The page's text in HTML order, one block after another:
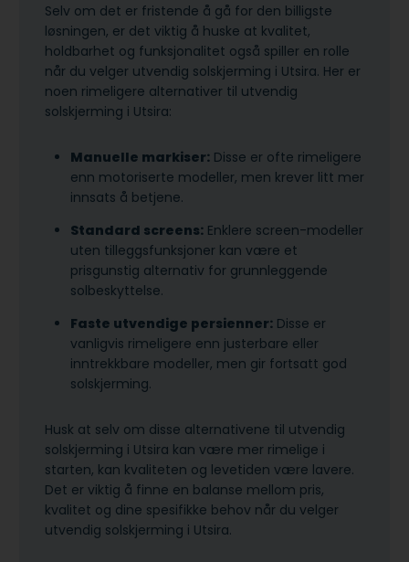
Selv om det er fristende å gå for den billigste
løsningen, er det viktig å huske at kvalitet,
holdbarhet og funksjonalitet også spiller en rolle
når du velger utvendig solskjerming i Utsira. Her er
noen rimeligere alternativer til utvendig
solskjerming i Utsira:
Manuelle markiser: Disse er ofte rimeligere
enn motoriserte modeller, men krever litt mer
innsats å betjene.
Standard screens: Enklere screen-modeller
uten tilleggsfunksjoner kan være et
prisgunstig alternativ for grunnleggende
solbeskyttelse.
Faste utvendige persienner: Disse er
vanligvis rimeligere enn justerbare eller
inntrekkbare modeller, men gir fortsatt god
solskjerming.
Husk at selv om disse alternativene til utvendig
solskjerming i Utsira kan være mer rimelige i
starten, kan kvaliteten og levetiden være lavere.
Det er viktig å finne en balanse mellom pris,
kvalitet og dine spesifikke behov når du velger
utvendig solskjerming i Utsira.